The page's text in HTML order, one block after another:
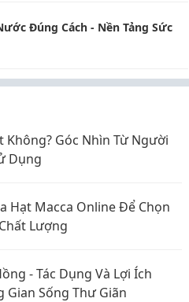
Đúng Cách - Nền Tảng Sức
Không? Góc Nhìn Từ Người
Dụng
Hạt Macca Online Để Chọn
Lượng
- Tác Dụng Và Lợi Ích
Gian Sống Thư Giãn